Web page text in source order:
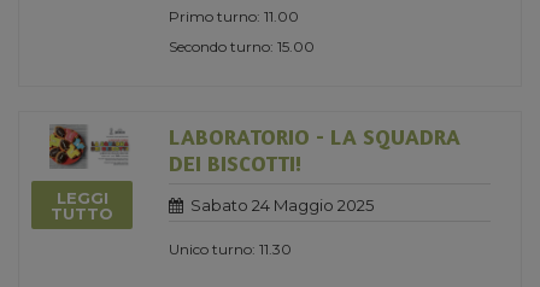
Primo turno: 11.00
Secondo turno: 15.00
LEGGI
TUTTO
LABORATORIO - LA SQUADRA
DEI BISCOTTI!
Sabato 24 Maggio 2025
Unico turno: 11.30